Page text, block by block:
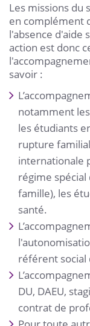
Les missions du
en complément
l'absence d'aide
action est donc
savoir :
notamment
les étudiants
rupture
internationale
régime
famille), les
santé.
référent social
DU, DAEU,
contrat de